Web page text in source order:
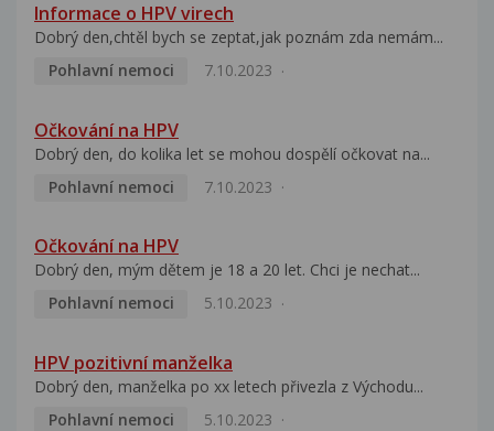
Informace o HPV virech
Dobrý den,chtěl bych se zeptat,jak poznám zda nemám...
Pohlavní nemoci
7.10.2023
Očkování na HPV
Dobrý den, do kolika let se mohou dospělí očkovat na...
Pohlavní nemoci
7.10.2023
Očkování na HPV
Dobrý den, mým dětem je 18 a 20 let. Chci je nechat...
Pohlavní nemoci
5.10.2023
HPV pozitivní manželka
Dobrý den, manželka po xx letech přivezla z Východu...
Pohlavní nemoci
5.10.2023